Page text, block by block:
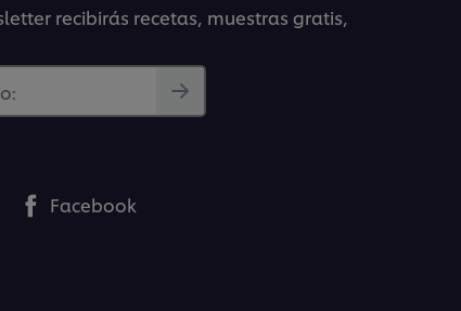
recibirás recetas, muestras gratis,
Facebook